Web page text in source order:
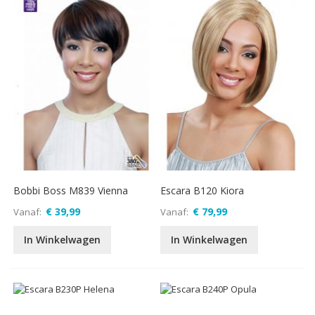
Bobbi Boss M839 Vienna
Vanaf € 39,99
In Winkelwagen
Escara B120 Kiora
Vanaf € 79,99
In Winkelwagen